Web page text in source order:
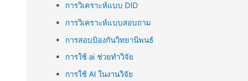
การวิเคราะห์แบบ DID
การวิเคราะห์แบบสอบถาม
การสอบป้องกันวิทยานิพนธ์
การใช้ ai ช่วยทำวิจัย
การใช้ AI ในงานวิจัย